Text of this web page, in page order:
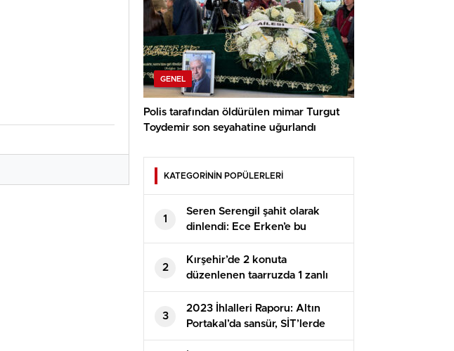
GENEL
Polis tarafından öldürülen mimar Turgut
Toydemir son seyahatine uğurlandı
KATEGORİNİN POPÜLERLERİ
1
Seren Serengil şahit olarak
dinlendi: Ece Erken’e bu
olayların içinde olmak
istemediğimi söyledim
2
Kırşehir’de 2 konuta
düzenlenen taarruzda 1 zanlı
tutuklandı
3
2023 İhlalleri Raporu: Altın
Portakal’da sansür, SİT’lerde
kaçak, kıyıda işgal